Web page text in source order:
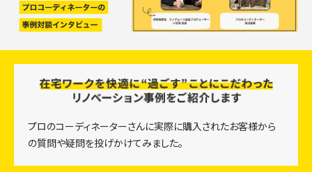
プロのコーディネーターさんに実際に購入されたお客様から
の質問や疑問を投げかけてみました。